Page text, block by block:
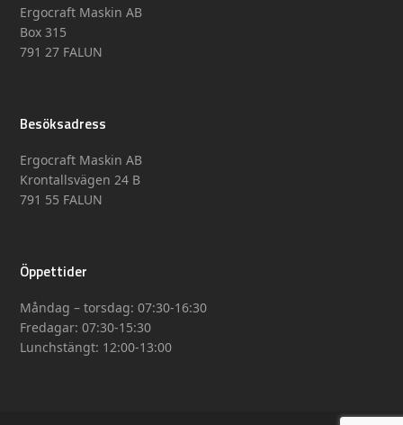
Ergocraft Maskin AB
Box 315
791 27 FALUN
Besöksadress
Ergocraft Maskin AB
Krontallsvägen 24 B
791 55 FALUN
Öppettider
Måndag – torsdag: 07:30-16:30
Fredagar: 07:30-15:30
Lunchstängt: 12:00-13:00